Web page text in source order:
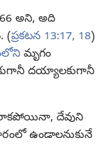
అని, అది
(ప్రకటన 13:17, 18)
మృగం
దయ్యాలకుగానీ
దేవుని
ఉండాలనుకునే